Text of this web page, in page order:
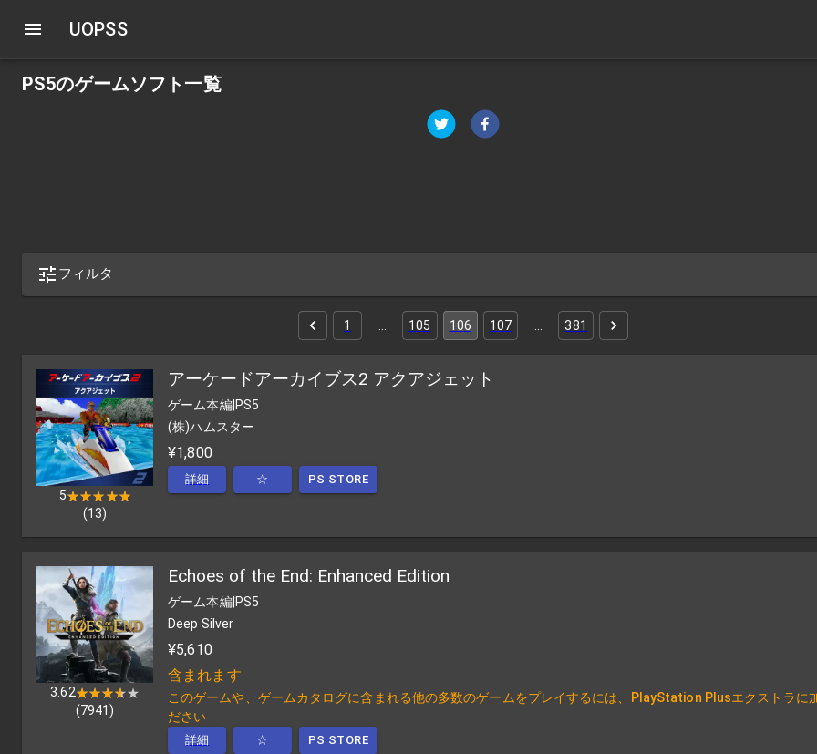
UOPSS
PS5のゲームソフト一覧
フィルタ
1 105 106 107 381
5★★★★★
★★★★★
(13)
アーケードアーカイブス2 アクアジェット
ゲーム本編|PS5
(株)ハムスター
¥1,800
詳細 ☆ PS STORE
3.62★★★★★
★★★★★
(7941 )
Echoes of the End: Enhanced Edition
ゲーム本編|PS5
Deep Silver
¥5,610
含まれます
このゲームや、ゲームカタログに含まれる他の多数のゲームをプレイするには、PlayStation Plusエクストラに
ださい
詳細 ☆ PS STORE